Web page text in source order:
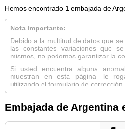
Hemos encontrado 1 embajada de
Nota Importante:
Debido a la multitud de datos que
las constantes variaciones que
mismos, no podemos garantizar la
Si usted encuentra alguna
muestran en esta página, le
utilizando el formulario de corrección
Embajada de Argentina